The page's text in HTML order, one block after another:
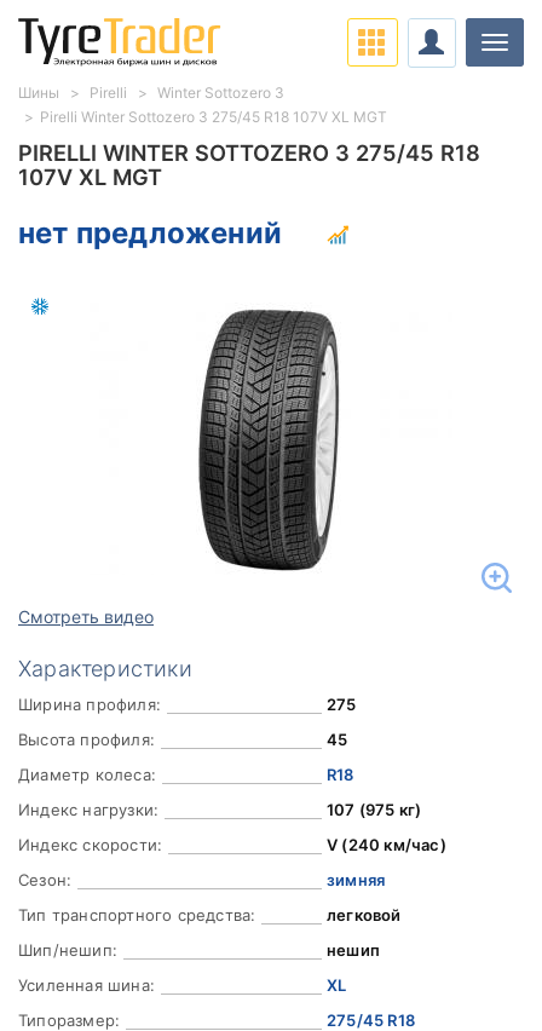
PIRELLI WINTER SOTTOZERO 3 275/45 R18
107V XL MGT
нет предложений
Смотреть видео
Характеристики
Ширина профиля:
275
Высота профиля:
45
Диаметр колеса:
R18
Индекс нагрузки:
107 (975 кг)
Индекс скорости:
V (240 км/час)
Сезон:
зимняя
Тип транспортного средства:
легковой
Шип/нешип:
нешип
Усиленная шина:
XL
Типоразмер:
275/45 R18
Шины Pirelli
Winter Sottozero 3
Pirelli Winter Sottozero 3 275/45 R18 107V XL MGT